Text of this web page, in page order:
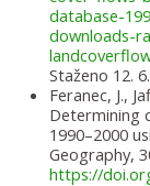
database-
downloads-
Staženo 12.
Feranec, J.,
Determining
1990–2000
Geography,
https://